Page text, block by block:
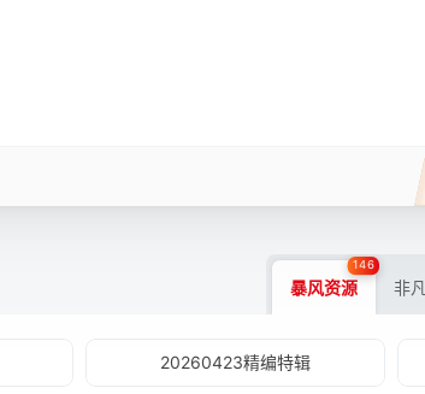
暴风资源
146
非
20260423精编特辑